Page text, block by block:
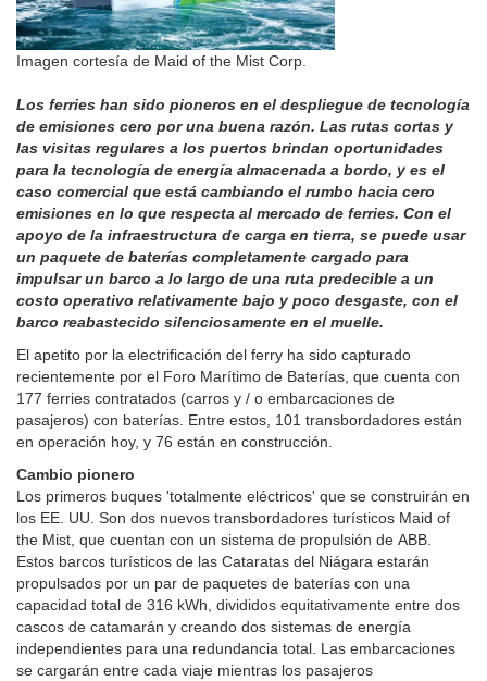
Imagen cortesía de Maid of the Mist Corp.
Los ferries han sido pioneros en el despliegue de tecnología
de emisiones cero por una buena razón. Las rutas cortas y
las visitas regulares a los puertos brindan oportunidades
para la tecnología de energía almacenada a bordo, y es el
caso comercial que está cambiando el rumbo hacia cero
emisiones en lo que respecta al mercado de ferries. Con el
apoyo de la infraestructura de carga en tierra, se puede usar
un paquete de baterías completamente cargado para
impulsar un barco a lo largo de una ruta predecible a un
costo operativo relativamente bajo y poco desgaste, con el
barco reabastecido silenciosamente en el muelle.
El apetito por la electrificación del ferry ha sido capturado
recientemente por el Foro Marítimo de Baterías, que cuenta con
177 ferries contratados (carros y / o embarcaciones de
pasajeros) con baterías. Entre estos, 101 transbordadores están
en operación hoy, y 76 están en construcción.
Cambio pionero
Los primeros buques 'totalmente eléctricos' que se construirán en
los EE. UU. Son dos nuevos transbordadores turísticos Maid of
the Mist, que cuentan con un sistema de propulsión de ABB.
Estos barcos turísticos de las Cataratas del Niágara estarán
propulsados por un par de paquetes de baterías con una
capacidad total de 316 kWh, divididos equitativamente entre dos
cascos de catamarán y creando dos sistemas de energía
independientes para una redundancia total. Las embarcaciones
se cargarán entre cada viaje mientras los pasajeros